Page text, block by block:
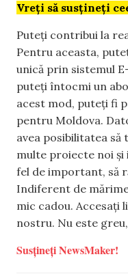
Vreți să susțineți
Puteți contribui la
Pentru aceasta,
unică prin sistemul
puteți întocmi un
acest mod, puteți fi
pentru Moldova.
avea posibilitatea
multe proiecte noi și
fel de important, să
Indiferent de
mic cadou. Accesați
nostru. Nu este
Susțineți NewsMaker!